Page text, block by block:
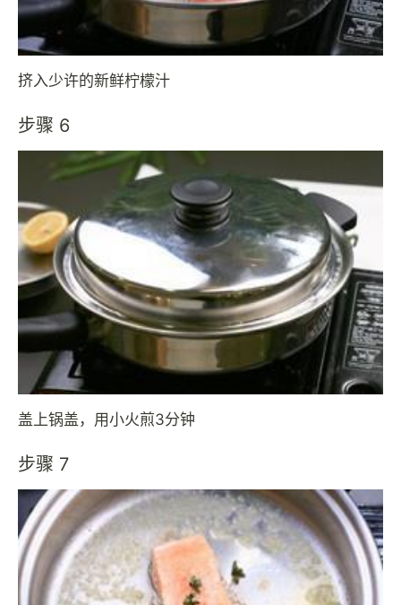
挤入少许的新鲜柠檬汁
步骤 6
盖上锅盖，用小火煎3分钟
步骤 7